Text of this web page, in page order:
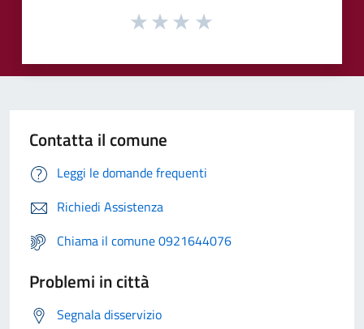
Contatta il comune
Leggi le domande frequenti
Richiedi Assistenza
Chiama il comune 0921644076
Problemi in città
Segnala disservizio